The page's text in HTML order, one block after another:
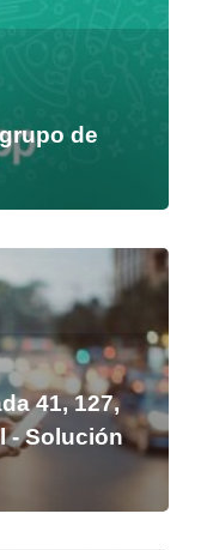
de
41, 127,
- Solución